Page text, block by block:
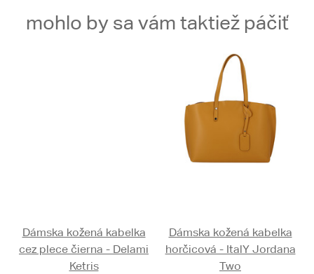
mohlo by sa vám taktiež páčiť
Dámska kožená kabelka
cez plece čierna - Delami
Ketris
Dámska kožená kabelka
horčicová - ItalY Jordana
Two